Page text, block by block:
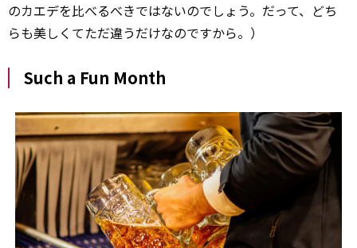
のカエデを比べるべきではないのでしょう。だって、どち
らも美しくて――ただ違うだけなのですから。）
Such a Fun Month